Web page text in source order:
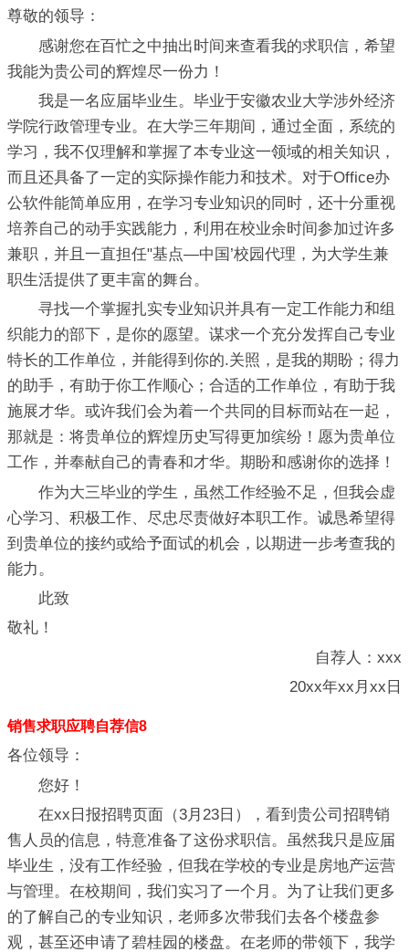
尊敬的领导：
感谢您在百忙之中抽出时间来查看我的求职信，希望
我能为贵公司的辉煌尽一份力！
我是一名应届毕业生。毕业于安徽农业大学涉外经济
学院行政管理专业。在大学三年期间，通过全面，系统的
学习，我不仅理解和掌握了本专业这一领域的相关知识，
而且还具备了一定的实际操作能力和技术。对于Office办
公软件能简单应用，在学习专业知识的同时，还十分重视
培养自己的动手实践能力，利用在校业余时间参加过许多
兼职，并且一直担任"基点—中国’校园代理，为大学生兼
职生活提供了更丰富的舞台。
寻找一个掌握扎实专业知识并具有一定工作能力和组
织能力的部下，是你的愿望。谋求一个充分发挥自己专业
特长的工作单位，并能得到你的.关照，是我的期盼；得力
的助手，有助于你工作顺心；合适的工作单位，有助于我
施展才华。或许我们会为着一个共同的目标而站在一起，
那就是：将贵单位的辉煌历史写得更加缤纷！愿为贵单位
工作，并奉献自己的青春和才华。期盼和感谢你的选择！
作为大三毕业的学生，虽然工作经验不足，但我会虚
心学习、积极工作、尽忠尽责做好本职工作。诚恳希望得
到贵单位的接约或给予面试的机会，以期进一步考查我的
能力。
此致
敬礼！
自荐人：xxx
20xx年xx月xx日
销售求职应聘自荐信8
各位领导：
您好！
在xx日报招聘页面（3月23日），看到贵公司招聘销
售人员的信息，特意准备了这份求职信。虽然我只是应届
毕业生，没有工作经验，但我在学校的专业是房地产运营
与管理。在校期间，我们实习了一个月。为了让我们更多
的了解自己的专业知识，老师多次带我们去各个楼盘参
观，甚至还申请了碧桂园的楼盘。在老师的带领下，我学